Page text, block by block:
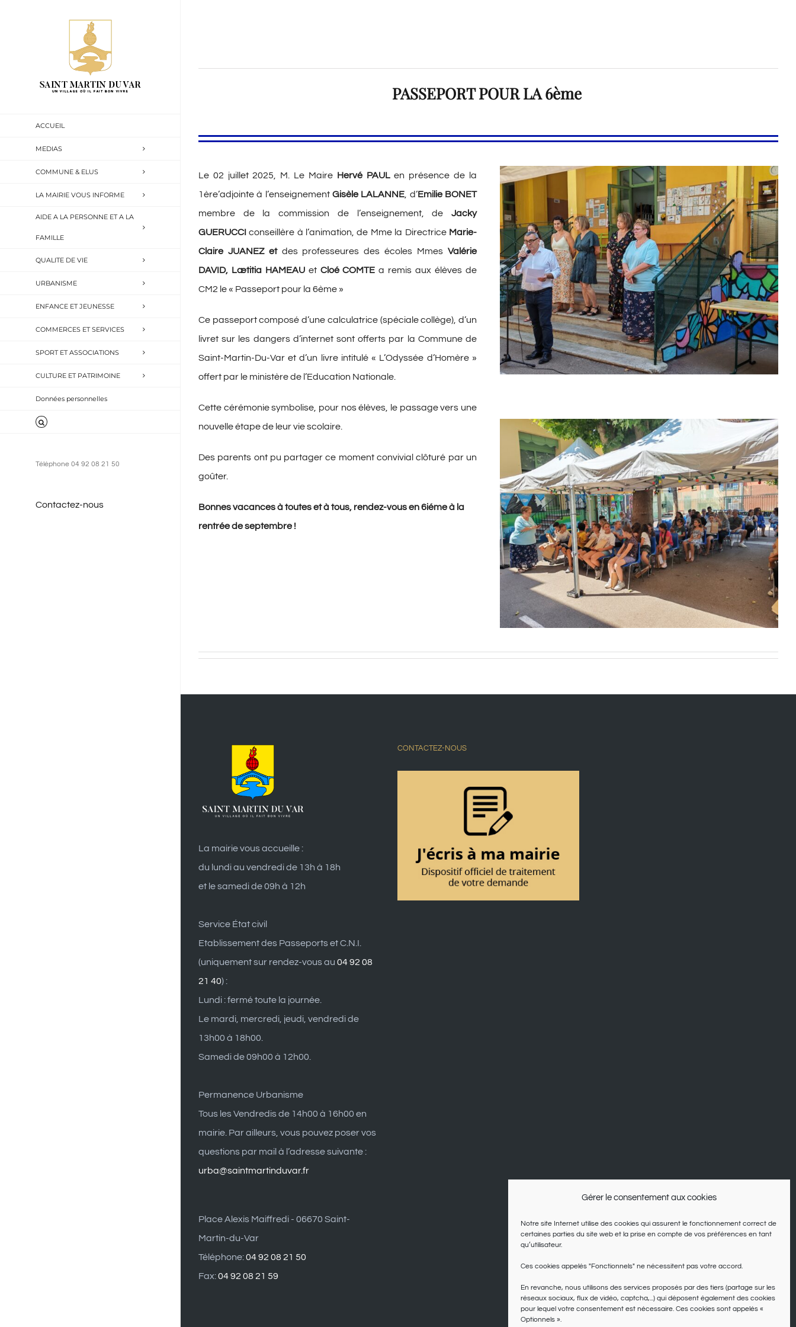
Gérer le consentement aux cookies
Notre site Internet utilise des cookies qui assurent le fonctionnement correct de
certaines parties du site web et la prise en compte de vos préférences en tant
qu’utilisateur.
Ces cookies appelés "Fonctionnels" ne nécessitent pas votre accord.
En revanche, nous utilisons des services proposés par des tiers (partage sur les
réseaux sociaux, flux de vidéo, captcha,...) qui déposent également des cookies
pour lequel votre consentement est nécessaire. Ces cookies sont appelés «
Optionnels ».
ACCUEIL
MEDIAS
COMMUNE & ELUS
LA MAIRIE VOUS INFORME
AIDE A LA PERSONNE ET A LA
FAMILLE
QUALITE DE VIE
URBANISME
ENFANCE ET JEUNESSE
COMMERCES ET SERVICES
SPORT ET ASSOCIATIONS
CULTURE ET PATRIMOINE
Données personnelles
Téléphone 04 92 08 21 50
Contactez-nous
PASSEPORT POUR LA 6ème
Le 02 juillet 2025, M. Le Maire Hervé PAULen présence de la
1ère’adjointe à l’enseignement Gisèle LALANNE , d’Emilie BONET
membre de la commission de l’enseignement, de Jacky
GUERUCCIconseillère à l’animation, de Mme la Directrice Marie-
Claire JUANEZ etdes professeures des écoles Mmes Valérie
DAVID, Lætitia HAMEAUet Cloé COMTEa remis aux élèves de
CM2 le « Passeport pour la 6ème »
Ce passeport composé d’une calculatrice (spéciale collège), d’un
livret sur les dangers d’internet sont offerts par la Commune de
Saint-Martin-Du-Var et d’un livre intitulé « L’Odyssée d’Homère »
offert par le ministère de l’Education Nationale.
Cette cérémonie symbolise, pour nos élèves, le passage vers une
nouvelle étape de leur vie scolaire.
Des parents ont pu partager ce moment convivial clôturé par un
goûter.
Bonnes vacances à toutes et à tous, rendez-vous en 6iéme à la
rentrée de septembre !
La mairie vous accueille :
du lundi au vendredi de 13h à 18h
et le samedi de 09h à 12h
Service État civil
Etablissement des Passeports et C.N.I.
(uniquement sur rendez-vous au 04 92 08
21 40) :
Lundi : fermé toute la journée.
Le mardi, mercredi, jeudi, vendredi de
13h00 à 18h00.
Samedi de 09h00 à 12h00.
Permanence Urbanisme
Tous les Vendredis de 14h00 à 16h00 en
mairie. Par ailleurs, vous pouvez poser vos
questions par mail à l’adresse suivante :
urba@saintmartinduvar.fr
Place Alexis Maiffredi - 06670 Saint-
Martin-du-Var
Téléphone:04 92 08 21 50
Fax:04 92 08 21 59
CONTACTEZ-NOUS